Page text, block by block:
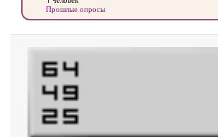
Прошлые опросы